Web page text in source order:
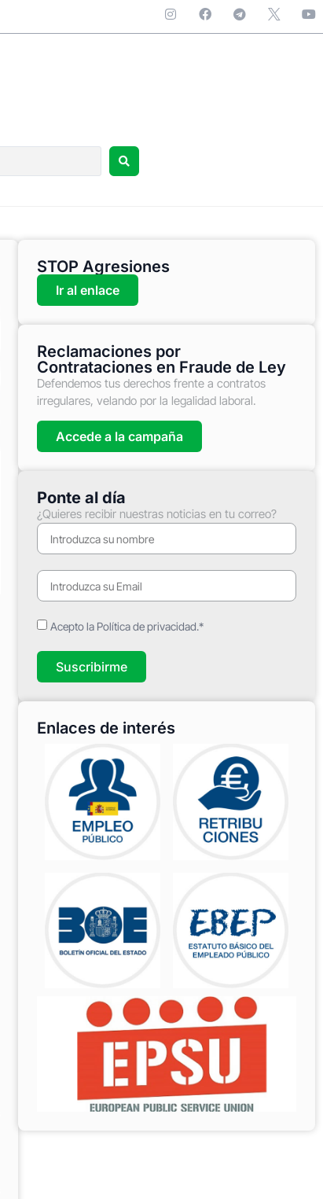
STOP Agresiones
Ir al enlace
Reclamaciones por
Contrataciones en Fraude de Ley
Defendemos tus derechos frente a contratos
irregulares, velando por la legalidad laboral.
Accede a la campaña
Ponte al día
¿Quieres recibir nuestras noticias en tu correo?
Acepto la Política de privacidad.*
Suscribirme
Enlaces de interés